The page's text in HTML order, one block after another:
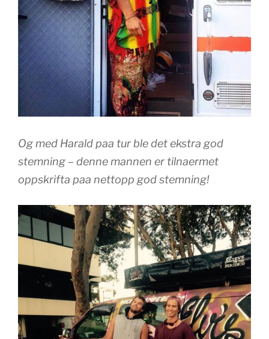
Og med Harald paa tur ble det ekstra god
stemning – denne mannen er tilnaermet
oppskrifta paa nettopp god stemning!